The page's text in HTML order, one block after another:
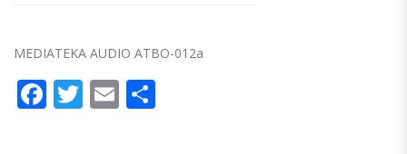
MEDIATEKA AUDIO ATBO-012a
Facebook
Twitter
Email